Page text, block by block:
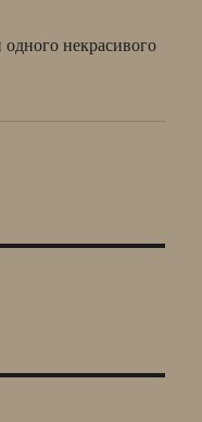
некрасивого